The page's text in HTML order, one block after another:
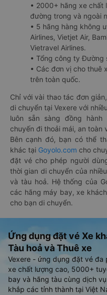
• 2000+ hãng xe
đường trong và ngoài
• 5 hãng hàng không
Airlines, Vietjet Air,
Vietravel Airlines.
• Tổng công ty Đường
• Các đơn vị cho thuê
trên toàn quốc.
Chỉ với vài thao tác đơn
di chuyển tại Vexere với
luôn sẵn sàng đồng
chuyến đi thoải mái, an toàn
Bên cạnh đó, bạn có thể
khác tại Goyolo.com cho
đặt vé cho phép người
thời gian di chuyển của
và tàu hoả. Hệ thống của
các hãng máy bay, xe
cho bạn di chuyển.
Ứng dụng đặt vé Xe
Tàu hoả và Thuê xe
Vexere - ứng dụng đặt vé đa
xe chất lượng cao, 5000+
bay và hãng tàu cùng dịch
khắp các tỉnh thành tại Việt